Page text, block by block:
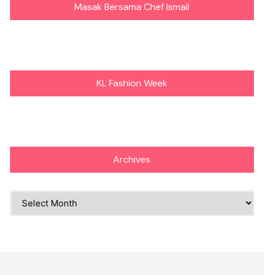
Masak Bersama Chef Ismail
KL Fashion Week
Archives
Archives